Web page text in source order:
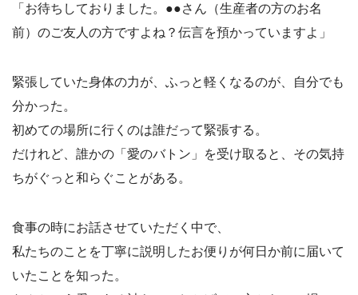
「お待ちしておりました。●●さん（生産者の方のお名
前）のご友人の方ですよね？伝言を預かっていますよ」
緊張していた身体の力が、ふっと軽くなるのが、自分でも
分かった。
初めての場所に行くのは誰だって緊張する。
だけれど、誰かの「愛のバトン」を受け取ると、その気持
ちがぐっと和らぐことがある。
食事の時にお話させていただく中で、
私たちのことを丁寧に説明したお便りが何日か前に届いて
いたことを知った。